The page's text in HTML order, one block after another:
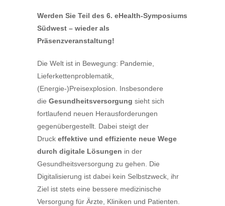
Werden Sie Teil des 6. eHealth-Symposiums
Südwest – wieder als
Präsenzveranstaltung!
Die Welt ist in Bewegung: Pandemie,
Lieferkettenproblematik,
(Energie-)Preisexplosion. Insbesondere
die Gesundheitsversorgung sieht sich
fortlaufend neuen Herausforderungen
gegenübergestellt. Dabei steigt der
Druck effektive und effiziente neue Wege
durch digitale Lösungen in der
Gesundheitsversorgung zu gehen. Die
Digitalisierung ist dabei kein Selbstzweck, ihr
Ziel ist stets eine bessere medizinische
Versorgung für Ärzte, Kliniken und Patienten.